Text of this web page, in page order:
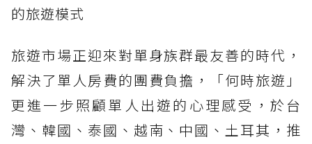
的旅遊模式
旅遊市場正迎來對單身族群最友善的時代，
解決了單人房費的團費負擔，「何時旅遊」
更進一步照顧單人出遊的心理感受，於台
灣、韓國、泰國、越南、中國、土耳其，推